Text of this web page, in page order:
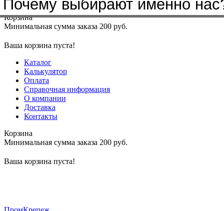
Меню+7(4912)50-37-50sbit@krep62.ru
Корзина
Минимальная сумма заказа 200 руб.
Ваша корзина пуста!
Каталог
Калькулятор
Оплата
Справочная информация
О компании
Доставка
Контакты
Корзина
Минимальная сумма заказа 200 руб.
Ваша корзина пуста!
Почему выбирают именно